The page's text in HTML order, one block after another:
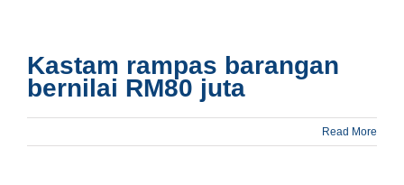
Kastam rampas barangan
bernilai RM80 juta
Read More